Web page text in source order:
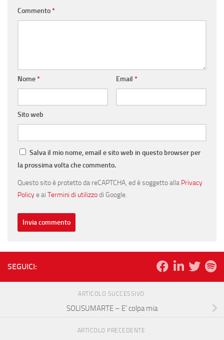
Commento*
Nome* Email *
Sito web
Salva il mio nome, email e sito web in questo browser per
la prossima volta che commento.
Questo sito è protetto da reCAPTCHA, ed è soggetto alla Privacy
Policye ai Termini di utilizzodi Google.
SEGUICI:
ARTICOLO SUCCESSIVO
SOLISUMARTE – E’ colpa mia
ARTICOLO PRECEDENTE